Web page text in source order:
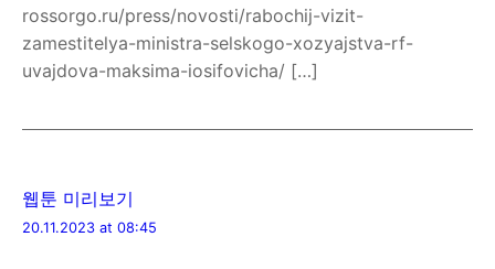
rossorgo.ru/press/novosti/rabochij-vizit-
zamestitelya-ministra-selskogo-xozyajstva-rf-
uvajdova-maksima-iosifovicha/ […]
웹툰 미리보기
20.11.2023 at 08:45